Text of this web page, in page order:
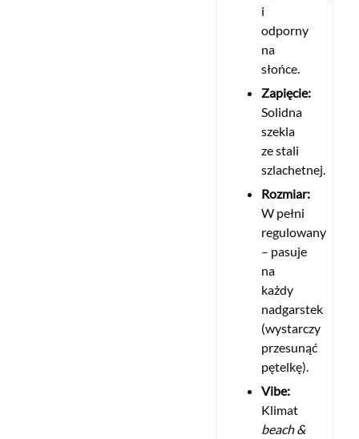
i
odporny
na
słońce.
Zapięcie:
Solidna
szekla
ze stali
szlachetnej.
Rozmiar:
W pełni
regulowany
– pasuje
na
każdy
nadgarstek
(wystarczy
przesunąć
pętelkę).
Vibe:
Klimat
beach &